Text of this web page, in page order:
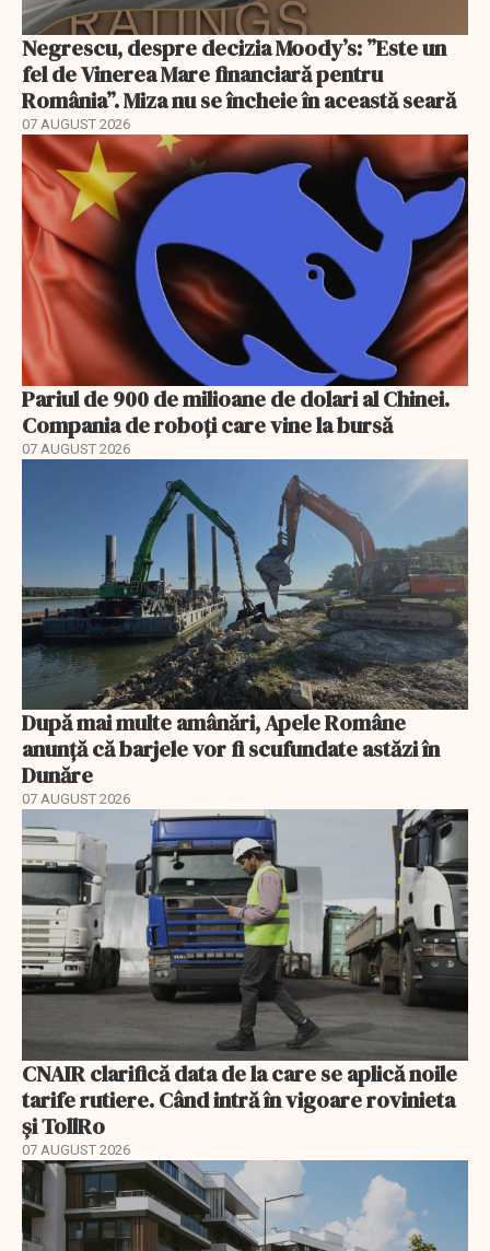
Negrescu, despre decizia Moody’s: ”Este un
fel de Vinerea Mare financiară pentru
România”. Miza nu se încheie în această seară
07 AUGUST 2026
Pariul de 900 de milioane de dolari al Chinei.
Compania de roboți care vine la bursă
07 AUGUST 2026
După mai multe amânări, Apele Române
anunță că barjele vor fi scufundate astăzi în
Dunăre
07 AUGUST 2026
CNAIR clarifică data de la care se aplică noile
tarife rutiere. Când intră în vigoare rovinieta
și TollRo
07 AUGUST 2026